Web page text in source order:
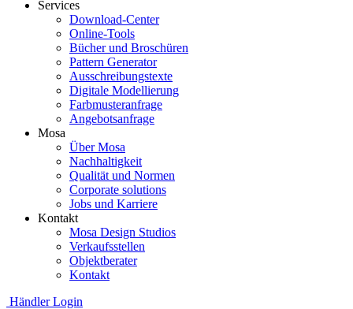
Services
Download-Center
Online-Tools
Bücher und Broschüren
Pattern Generator
Ausschreibungstexte
Digitale Modellierung
Farbmusteranfrage
Angebotsanfrage
Mosa
Über Mosa
Nachhaltigkeit
Qualität und Normen
Corporate solutions
Jobs und Karriere
Kontakt
Mosa Design Studios
Verkaufsstellen
Objektberater
Kontakt
Händler Login